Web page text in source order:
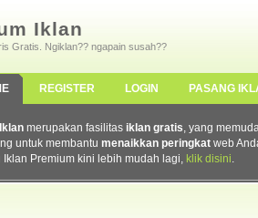
Iklan
Gratis. Ngiklan?? ngapain susah??
REGISTER LOGIN PASANG
merupakan fasilitas iklan gratis, yang
untuk membantu menaikkan peringkat web
Iklan Premium kini lebih mudah lagi, klik disini.